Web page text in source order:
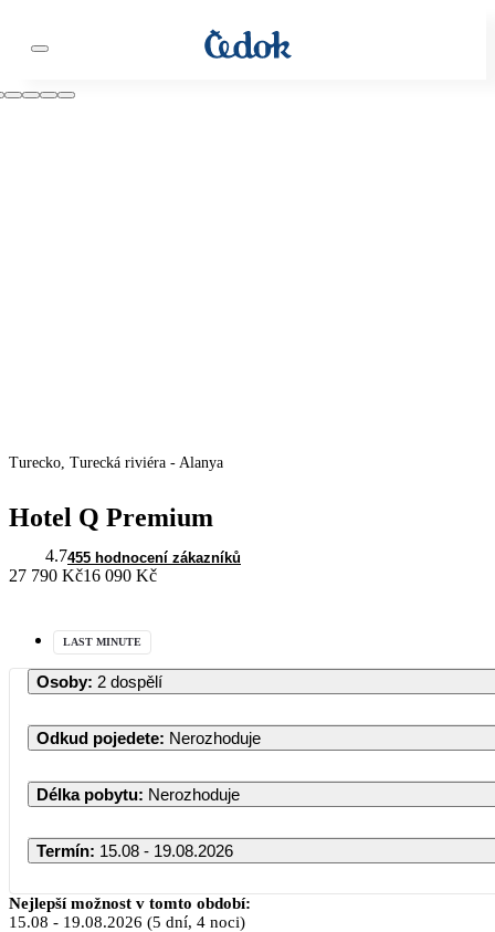
Turecko, Turecká riviéra - Alanya
Hotel Q Premium
4.7455 hodnocení zákazníků
27 790 Kč16 090 Kč
LAST MINUTE
Osoby: 2 dospělí
Odkud pojedete: Nerozhoduje
Délka pobytu: Nerozhoduje
Termín: 15.08 - 19.08.2026
Srpen 2026
Nejlepší možnost v tomto období:
15.08 - 19.08.2026 (5 dní, 4 noci)